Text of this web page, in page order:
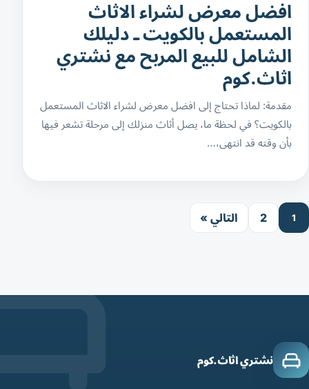
افضل معرض لشراء الاثاث
المستعمل بالكويت ـ دليلك
الشامل للبيع المربح مع نشتري
اثاث.كوم
مقدمة: لماذا تحتاج إلى افضل معرض لشراء الاثاث المستعمل
بالكويت؟ في لحظة ما، يصل أثاث منزلك إلى مرحلة تشعر فيها
بأن وقته قد انتهى،…
1
2 التالي »
نشتري اثاث.كوم